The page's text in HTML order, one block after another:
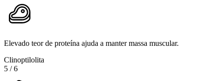
Elevado teor de proteína ajuda a manter massa muscular.
Clinoptilolita
5 /6